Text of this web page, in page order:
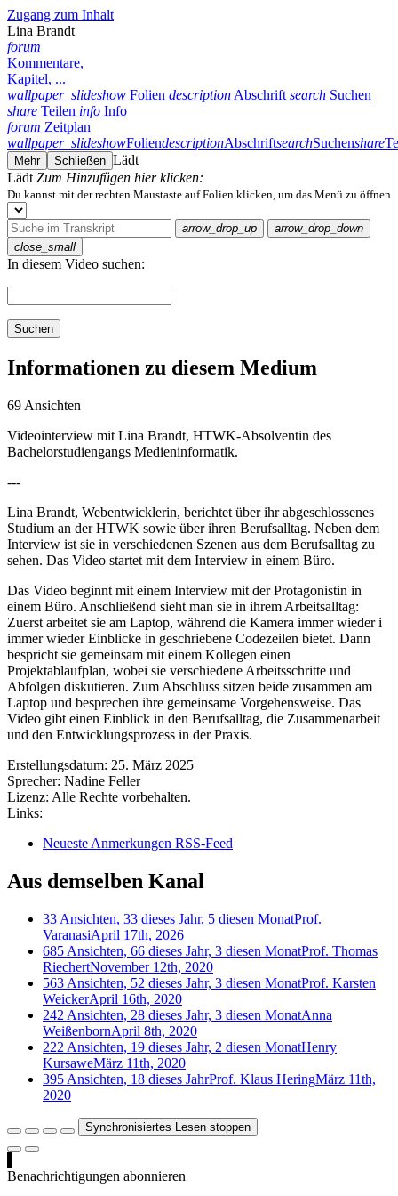
Zugang zum Inhalt
Lina Brandt
forum
Kommentare,
Kapitel, ...
wallpaper_slideshow Folien description Abschrift search Suchen
share Teilen info Info
forum Zeitplan
wallpaper_slideshowFoliendescriptionAbschriftsearchSuchenshare
Mehr Schließen Lädt
Lädt Zum Hinzufügen hier klicken:
Du kannst mit der rechten Maustaste auf Folien klicken, um das Menü zu öffnen
arrow_drop_up
arrow_drop_down
close_small
In diesem Video suchen:
Suchen
Informationen zu diesem Medium
69 Ansichten
Videointerview mit Lina Brandt, HTWK-Absolventin des
Bachelorstudiengangs Medieninformatik.
---
Lina Brandt, Webentwicklerin, berichtet über ihr abgeschlossenes
Studium an der HTWK sowie über ihren Berufsalltag. Neben dem
Interview ist sie in verschiedenen Szenen aus dem Berufsalltag zu
sehen. Das Video startet mit dem Interview in einem Büro.
Das Video beginnt mit einem Interview mit der Protagonistin in
einem Büro. Anschließend sieht man sie in ihrem Arbeitsalltag:
Zuerst arbeitet sie am Laptop, während die Kamera immer wieder i
immer wieder Einblicke in geschriebene Codezeilen bietet. Dann
bespricht sie gemeinsam mit einem Kollegen einen
Projektablaufplan, wobei sie verschiedene Arbeitsschritte und
Abfolgen diskutieren. Zum Abschluss sitzen beide zusammen am
Laptop und besprechen ihre gemeinsame Vorgehensweise. Das
Video gibt einen Einblick in den Berufsalltag, die Zusammenarbeit
und den Entwicklungsprozess in der Praxis.
Erstellungsdatum: 25. März 2025
Sprecher: Nadine Feller
Lizenz: Alle Rechte vorbehalten.
Links:
Neueste Anmerkungen RSS-Feed
Aus demselben Kanal
33 Ansichten, 33 dieses Jahr, 5 diesen MonatProf.
VaranasiApril 17th, 2026
685 Ansichten, 66 dieses Jahr, 3 diesen MonatProf. Thomas
RiechertNovember 12th, 2020
563 Ansichten, 52 dieses Jahr, 3 diesen MonatProf. Karsten
WeickerApril 16th, 2020
242 Ansichten, 28 dieses Jahr, 3 diesen MonatAnna
WeißenbornApril 8th, 2020
222 Ansichten, 19 dieses Jahr, 2 diesen MonatHenry
KursaweMärz 11th, 2020
395 Ansichten, 18 dieses JahrProf. Klaus HeringMärz 11th,
2020
Synchronisiertes Lesen stoppen
Benachrichtigungen abonnieren